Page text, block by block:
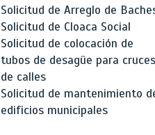
Solicitud de Arreglo de
Solicitud de Cloaca Social
Solicitud de colocación de
tubos de desagüe para cruces
de calles
Solicitud de mantenimiento
edificios municipales